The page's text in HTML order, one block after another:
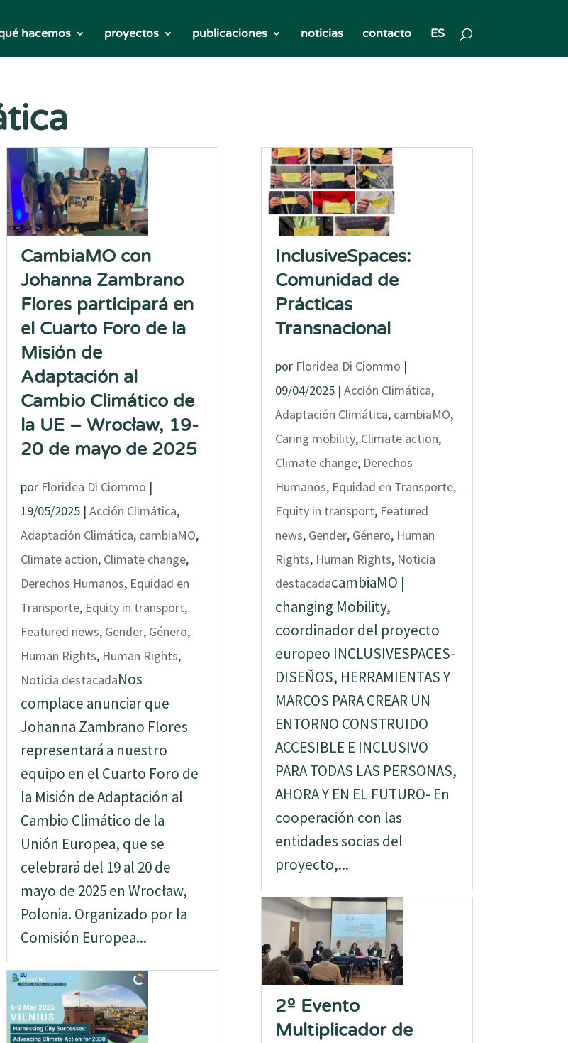
hacemos proyectos publicaciones noticias contacto ES
CambiaMO con
Johanna Zambrano
Flores participará en
el Cuarto Foro de la
Misión de
Adaptación al
Cambio Climático de
la UE – Wrocław, 19-
20 de mayo de 2025
por Floridea Di Ciommo |
19/05/2025 |Acción Climática,
Adaptación Climática, cambiaMO,
Climate action, Climate change,
Derechos Humanos, Equidad en
Transporte, Equity in transport,
Featured news, Gender, Género,
Human Rights, Human Rights,
Noticia destacadaNos
complace anunciar que
Johanna Zambrano Flores
representará a nuestro
equipo en el Cuarto Foro de
la Misión de Adaptación al
Cambio Climático de la
Unión Europea, que se
celebrará del 19 al 20 de
mayo de 2025 en Wrocław,
Polonia. Organizado por la
Comisión Europea...
InclusiveSpaces:
Comunidad de
Prácticas
Transnacional
por Floridea Di Ciommo |
09/04/2025| Acción Climática,
Adaptación Climática, cambiaMO,
Caring mobility, Climate action,
Climate change, Derechos
Humanos, Equidad en Transporte,
Equity in transport, Featured
news, Gender, Género, Human
Rights, Human Rights, Noticia
destacadacambiaMO |
changing Mobility,
coordinador del proyecto
europeo INCLUSIVESPACES-
DISEÑOS, HERRAMIENTAS Y
MARCOS PARA CREAR UN
ENTORNO CONSTRUIDO
ACCESIBLE E INCLUSIVO
PARA TODAS LAS PERSONAS,
AHORA Y EN EL FUTURO- En
cooperación con las
entidades socias del
proyecto,...
2º Evento
Multiplicador de